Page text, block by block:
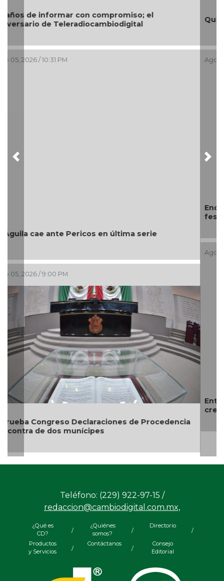
Quitan fuero a alcalde de Ixhuatlán del Sureste
Ago 05, 2026 / 8:05 PM
Encabeza monseñor José Trinidad Zapata inicio de
Entrega DIF Municipal de Veracruz cerca de 100
Previous
¿Qué es
CD?
/
¿Quiénes
somos?
/
Directorio
Productos
y Servicios
/
Contáctanos
/
Consejo